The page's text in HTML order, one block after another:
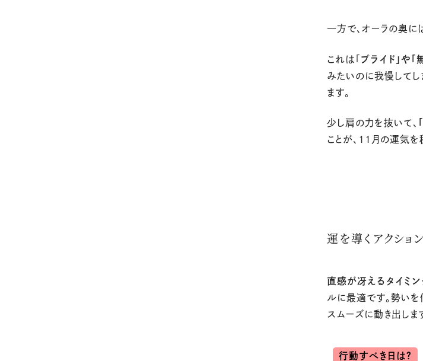
一方で、オーラの奥に
これは「 プライド」や
みたいのに我慢してし
ます。
少し肩の力を抜いて、
ことが、 11 月の運気を
運を導くアクション
直感が冴えるタイミン
ルに最適です。勢いを
スムーズに動き出しま
行動すべき日は？